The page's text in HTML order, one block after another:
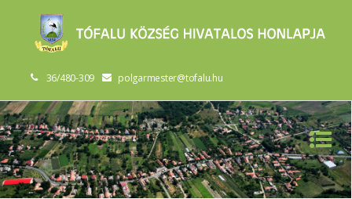
36/480-309 polgarmester@tofalu.hu